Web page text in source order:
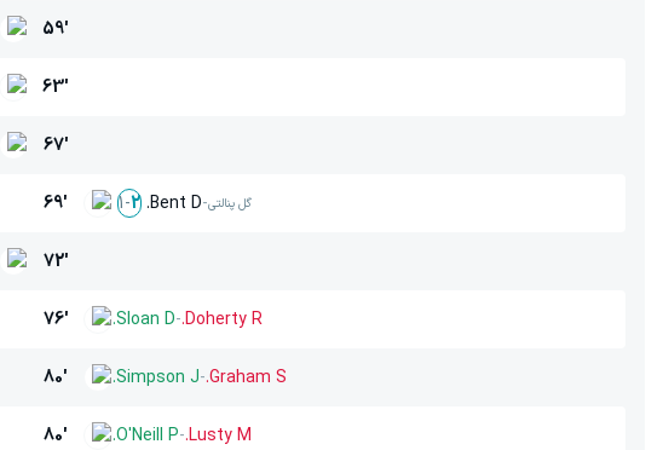
59'
63'
67'
69' 2
-
1 Bent D.-گل پنالتی
72'
76' Sloan D.-Doherty R.
80' Simpson J.-Graham S.
80' O'Neill P.-Lusty M.